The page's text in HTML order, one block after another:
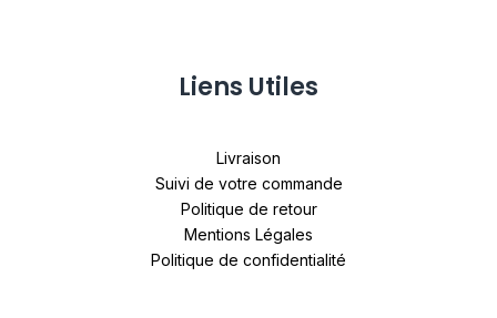
Liens Utiles
Livraison
Suivi de votre commande
Politique de retour
Mentions Légales
Politique de confidentialité